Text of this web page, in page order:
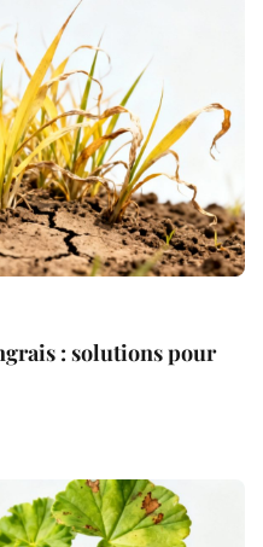
: solutions pour